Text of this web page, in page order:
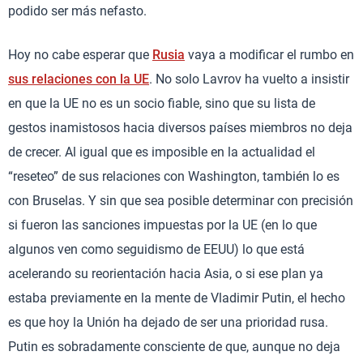
podido ser más nefasto.
Hoy no cabe esperar que Rusia vaya a modificar el rumbo en
sus relaciones con la UE. No solo Lavrov ha vuelto a insistir
en que la UE no es un socio fiable, sino que su lista de
gestos inamistosos hacia diversos países miembros no deja
de crecer. Al igual que es imposible en la actualidad el
“reseteo” de sus relaciones con Washington, también lo es
con Bruselas. Y sin que sea posible determinar con precisión
si fueron las sanciones impuestas por la UE (en lo que
algunos ven como seguidismo de EEUU) lo que está
acelerando su reorientación hacia Asia, o si ese plan ya
estaba previamente en la mente de Vladimir Putin, el hecho
es que hoy la Unión ha dejado de ser una prioridad rusa.
Putin es sobradamente consciente de que, aunque no deja